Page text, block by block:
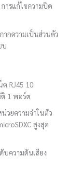
การแก้ไขความบิด
ากความเป็นส่วนตัว
บ
ต RJ45 10
1 พอร์ต
วยความจำในตัว
สูงสุด
บความดันเสียง